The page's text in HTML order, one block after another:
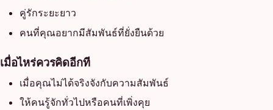
คู่รักระยะยาว
คนที่คุณอยากมีสัมพันธ์ที่ยั่งยืนด้วย
เมื่อไหร่ควรคิดอีกที
เมื่อคุณไม่ได้จริงจังกับความสัมพันธ์
ให้คนรู้จักทั่วไปหรือคนที่เพิ่งคุย